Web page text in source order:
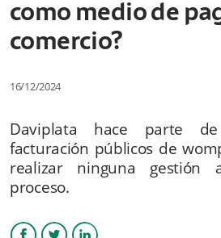
¿Es seguro usar Click to Pay?
¿Cómo puedo activar Click to Pay?
¿Quiénes pueden usar Click to Pay?
¿Click to Pay guarda mis datos
¿Cómo se reconocen mis tarjetas
como medio de
comercio?
16/12/2024
Daviplata hace parte
facturación públicos de
realizar ninguna gestión
proceso.